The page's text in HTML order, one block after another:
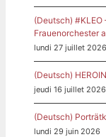
(Deutsch) #KLEO
Frauenorchester
lundi 27 juillet 2026
(Deutsch)
jeudi 16 juillet 2026
(Deutsch)
lundi 29 juin 2026